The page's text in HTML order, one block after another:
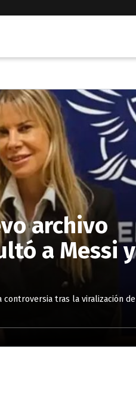
archivo
a Messi y
controversia tras la viralización de